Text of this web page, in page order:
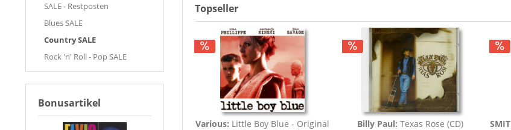
SALE - Restposten
Blues SALE
Country SALE
Rock 'n' Roll - Pop SALE
Bonusartikel
Topseller
Various: Little Boy Blue - Original
Billy Paul: Texas Rose (CD)